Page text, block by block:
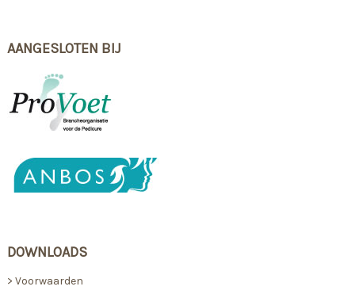
AANGESLOTEN BIJ
DOWNLOADS
> Voorwaarden